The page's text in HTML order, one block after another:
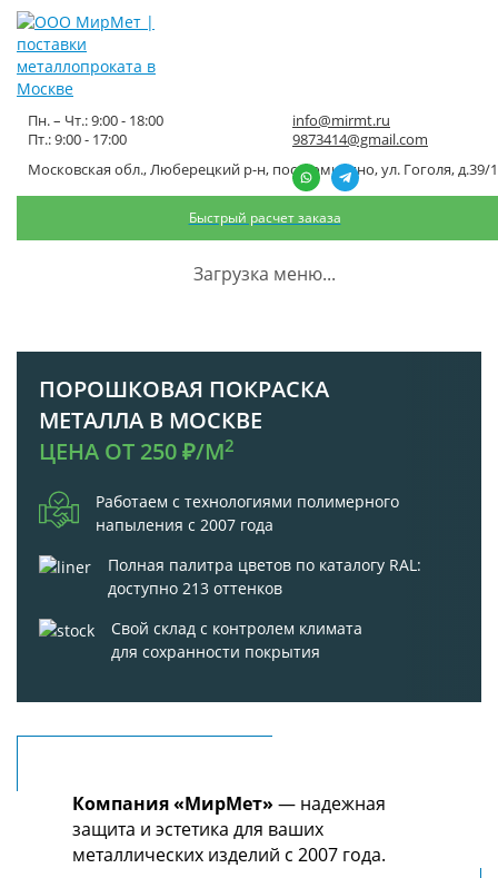
Московская обл., Люберецкий р-н, пос. Томилино, ул. Гоголя, д.39/1
Пн. – Чт.: 9:00 - 18:00
Пт.: 9:00 - 17:00
info@mirmt.ru
9873414@gmail.com
Быстрый расчет заказа
Загрузка меню...
Порошковая покраска металла
Главная Обработка металла Порошковая покраска металла
ПОРОШКОВАЯ ПОКРАСКА
МЕТАЛЛА В МОСКВЕ
ЦЕНА ОТ 250 ₽/М2
Работаем с технологиями полимерного
напыления с 2007 года
Полная палитра цветов по каталогу RAL:
доступно 213 оттенков
Свой склад с контролем климата
для сохранности покрытия
Компания «МирМет» — надежная
защита и эстетика для ваших
металлических изделий с 2007 года.